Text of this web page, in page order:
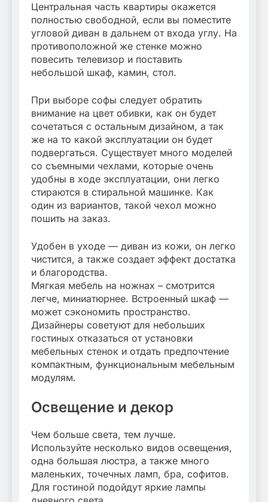
Центральная часть квартиры окажется
полностью свободной, если вы поместите
угловой диван в дальнем от входа углу. На
противоположной же стенке можно
повесить телевизор и поставить
небольшой шкаф, камин, стол.
При выборе софы следует обратить
внимание на цвет обивки, как он будет
сочетаться с остальным дизайном, а так
же на то какой эксплуатации он будет
подвергаться. Существует много моделей
со съемными чехлами, которые очень
удобны в ходе эксплуатации, они легко
стираются в стиральной машинке. Как
один из вариантов, такой чехол можно
пошить на заказ.
Удобен в уходе — диван из кожи, он легко
чистится, а также создает эффект достатка
и благородства.
Мягкая мебель на ножнах – смотрится
легче, миниатюрнее. Встроенный шкаф —
может сэкономить пространство.
Дизайнеры советуют для небольших
гостиных отказаться от установки
мебельных стенок и отдать предпочтение
компактным, функциональным мебельным
модулям.
Освещение и декор
Чем больше света, тем лучше.
Используйте несколько видов освещения,
одна большая люстра, а также много
маленьких, точечных ламп, бра, софитов.
Для гостиной подойдут яркие лампы